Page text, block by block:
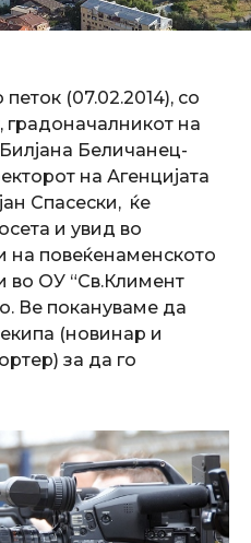
(07.02.2014), со
градоначалникот на
Беличанец-
на Агенцијата
Спасески, ќе
и увид во
на повеќенаменското
во ОУ “Св.Климент
Ве покануваме да
(новинар и
за да го